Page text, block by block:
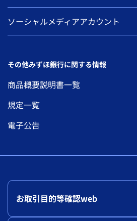
ソーシャルメディアアカウント
その他みずほ銀行に関する情報
商品概要説明書一覧
規定一覧
電子公告
お取引目的等確認web